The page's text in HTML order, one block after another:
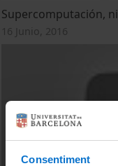
Consentiment
Supercomputación,
16 Junio, 2016